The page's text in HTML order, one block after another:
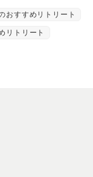
おすすめリトリート
リトリート